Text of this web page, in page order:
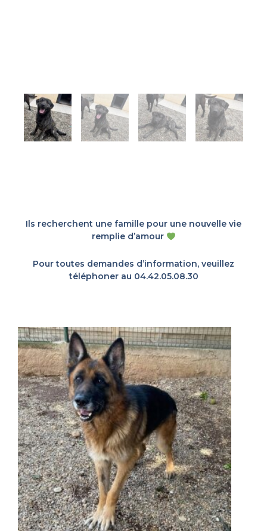
Ils recherchent une famille pour une nouvelle vie
remplie d’amour
Pour toutes demandes d’information, veuillez
téléphoner au 04.42.05.08.30